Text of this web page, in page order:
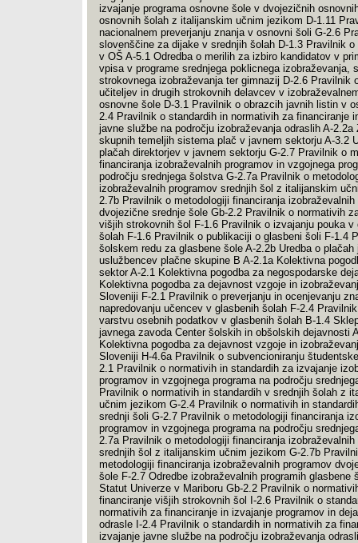
izvajanje programa osnovne šole v dvojezičnih
osnovnih šolah z italijanskim učnim jezikom D-1.11
nacionalnem preverjanju znanja v osnovni šoli G-2.6
slovenščine za dijake v srednjih šolah D-1.3 Pravilnik o
v OŠ A-5.1 Odredba o merilih za izbiro kandidatov v
vpisa v programe srednjega poklicnega izobraževanja,
strokovnega izobraževanja ter gimnazij D-2.6 Pravilnik
učiteljev in drugih strokovnih delavcev v
osnovne šole D-3.1 Pravilnik o obrazcih javnih listin v
2.4 Pravilnik o standardih in normativih za financiranje
javne službe na področju izobraževanja odraslih A-2.2a
skupnih temeljih sistema plač v javnem sektorju A-3.2
plačah direktorjev v javnem sektorju G-2.7 Pravilnik o
financiranja izobraževalnih programov in vzgojnega
področju srednjega šolstva G-2.7a Pravilnik o
izobraževalnih programov srednjih šol z italijanskim
2.7b Pravilnik o metodologiji financiranja izobraževalnih
dvojezične srednje šole Gb-2.2 Pravilnik o normativih
višjih strokovnih šol F-1.6 Pravilnik o izvajanju pouka v
šolah F-1.6 Pravilnik o publikaciji o glasbeni šoli F-1.4
šolskem redu za glasbene šole A-2.2b Uredba o plačah
uslužbencev plačne skupine B A-2.1a Kolektivna
sektor A-2.1 Kolektivna pogodba za negospodarske
Kolektivna pogodba za dejavnost vzgoje in
Sloveniji F-2.1 Pravilnik o preverjanju in ocenjevanju
napredovanju učencev v glasbenih šolah F-2.4
varstvu osebnih podatkov v glasbenih šolah B-1.4
javnega zavoda Center šolskih in obšolskih dejavnosti
Kolektivna pogodba za dejavnost vzgoje in
Sloveniji H-4.6a Pravilnik o subvencioniranju
2.1 Pravilnik o normativih in standardih za izvajanje
programov in vzgojnega programa na področju
Pravilnik o normativih in standardih v srednjih šolah z
učnim jezikom G-2.4 Pravilnik o normativih in
srednji šoli G-2.7 Pravilnik o metodologiji financiranja
programov in vzgojnega programa na področju
2.7a Pravilnik o metodologiji financiranja izobraževalnih
srednjih šol z italijanskim učnim jezikom G-2.7b
metodologiji financiranja izobraževalnih programov
šole F-2.7 Odredbe izobraževalnih programih glasbene
Statut Univerze v Mariboru Gb-2.2 Pravilnik o
financiranje višjih strokovnih šol I-2.6 Pravilnik o
normativih za financiranje in izvajanje programov in
odrasle I-2.4 Pravilnik o standardih in normativih za
izvajanje javne službe na področju izobraževanja